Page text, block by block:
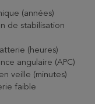
(années)
de stabilisation
(heures)
angulaire (APC)
veille (minutes)
faible